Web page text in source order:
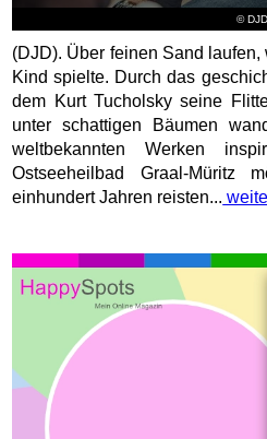
©
(DJD). Über feinen Sand
Kind spielte. Durch das
dem Kurt Tucholsky seine
unter schattigen Bäumen
weltbekannten Werken
Ostseeheilbad Graal-Müritz
einhundert Jahren reisten...